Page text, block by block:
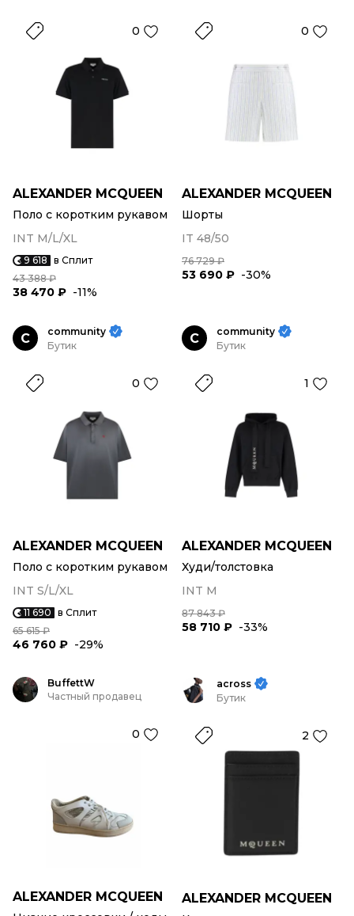
0
ALEXANDER MCQUEEN
Поло с коротким рукавом
INT M/L/XL
9 618 в Сплит
43 388 ₽
38 470 ₽ -11%
0
ALEXANDER MCQUEEN
Шорты
IT 48/50
76 729 ₽
53 690 ₽ -30%
C
community
Бутик
0
ALEXANDER MCQUEEN
Поло с коротким рукавом
INT S/L/XL
11 690 в Сплит
65 615 ₽
46 760 ₽ -29%
C
community
Бутик
1
ALEXANDER MCQUEEN
Худи/толстовка
INT M
87 843 ₽
58 710 ₽ -33%
BuffettW
Частный продавец
0
ALEXANDER MCQUEEN
across
Бутик
2
ALEXANDER MCQUEEN